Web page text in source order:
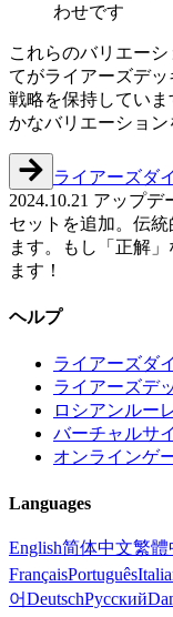
わせです
これらのバリエー
てがライアーズデ
戦略を保持してい
かなバリエーション
ライアーズダ
2024.10.21 アップ
セットを追加。伝
ます。もし「正解
ます！
ヘルプ
ライアーズダ
ライアーズデ
ロシアンルー
バーチャルサ
オンラインゲ
Languages
English简体中文繁體
FrançaisPortuguês
어DeutschРусский